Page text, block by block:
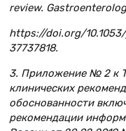
review.
https://doi.org/
37737818.
3. Приложение № 2 к
клинических
обоснованности
рекомендации